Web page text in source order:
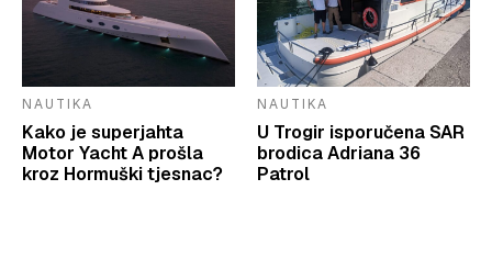
NAUTIKA
Kako je superjahta
Motor Yacht A prošla
kroz Hormuški tjesnac?
NAUTIKA
U Trogir isporučena SAR
brodica Adriana 36
Patrol